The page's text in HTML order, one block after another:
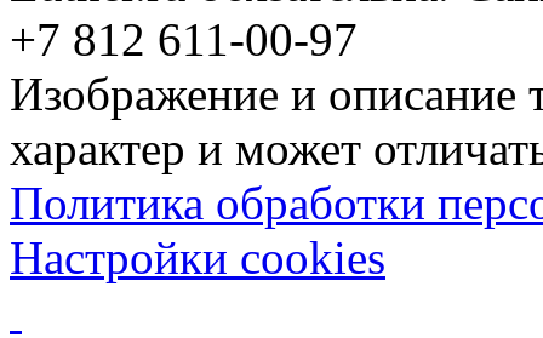
+7 812 611-00-97
Изображение и описание
характер и может
Политика обработки
Настройки cookies